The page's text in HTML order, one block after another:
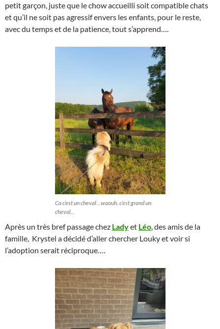
petit garçon, juste que le chow accueilli soit compatible chats
et qu’il ne soit pas agressif envers les enfants, pour le reste,
avec du temps et de la patience, tout s’apprend….
Ca c’est un cheval…waouh, c’est grand un
cheval…
Après un très bref passage chez Ladyet Léo, des amis de la
famille, Krystel a décidé d’aller chercher Louky et voir si
l’adoption serait réciproque….